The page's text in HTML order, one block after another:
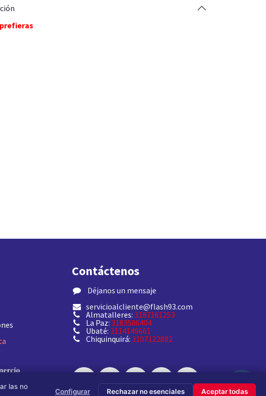
Contáctenos
​ Déjanos un mensaje
servicioalcliente@flash93.com
Almatalleres: 3187161253
La Paz: 3183586404
Ubaté: 3114149661
Chiquinquirá: 3107122882
las no
Configurar Rechazar no esenciales Aceptar todas